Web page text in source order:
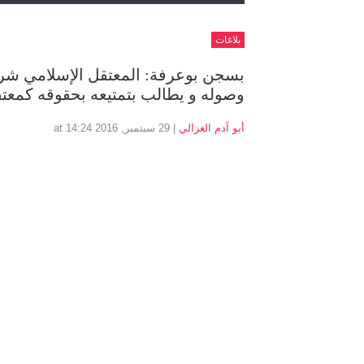
بلاغات
بسجن بوعرفة: المعتقل الإسلامي
وصوله و يطالب بتمتيعه بحقوقه
أبو آدم الغزالي